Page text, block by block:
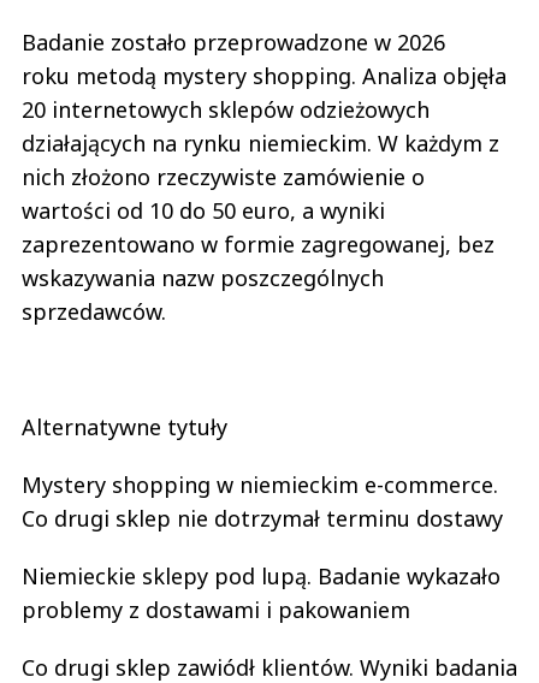
Badanie zostało przeprowadzone w 2026
roku metodą mystery shopping. Analiza objęła
20 internetowych sklepów odzieżowych
działających na rynku niemieckim. W każdym z
nich złożono rzeczywiste zamówienie o
wartości od 10 do 50 euro, a wyniki
zaprezentowano w formie zagregowanej, bez
wskazywania nazw poszczególnych
sprzedawców.
Alternatywne tytuły
Mystery shopping w niemieckim e-commerce.
Co drugi sklep nie dotrzymał terminu dostawy
Niemieckie sklepy pod lupą. Badanie wykazało
problemy z dostawami i pakowaniem
Co drugi sklep zawiódł klientów. Wyniki badania